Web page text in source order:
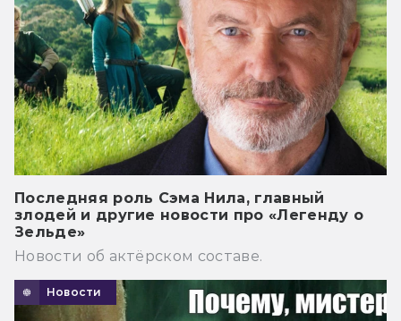
Последняя роль Сэма Нила, главный
злодей и другие новости про «Легенду о
Зельде»
Новости об актёрском составе.
Новости